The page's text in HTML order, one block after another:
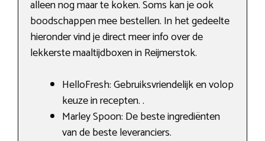
alleen nog maar te koken. Soms kan je ook
boodschappen mee bestellen. In het gedeelte
hieronder vind je direct meer info over de
lekkerste maaltijdboxen in Reijmerstok.
HelloFresh: Gebruiksvriendelijk en volop
keuze in recepten. .
Marley Spoon: De beste ingrediënten
van de beste leveranciers.